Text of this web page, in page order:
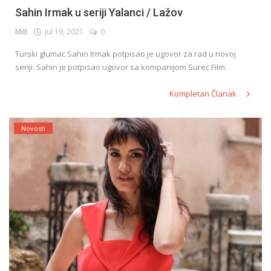
Sahin Irmak u seriji Yalanci / Lažov
Milt Jul 19, 2021 0
Turski glumac Sahin Irmak potpisao je ugovor za rad u novoj
seriji. Sahin je potpisao ugovor sa kompanijom Surec Film.
Kompletan Članak
Novosti